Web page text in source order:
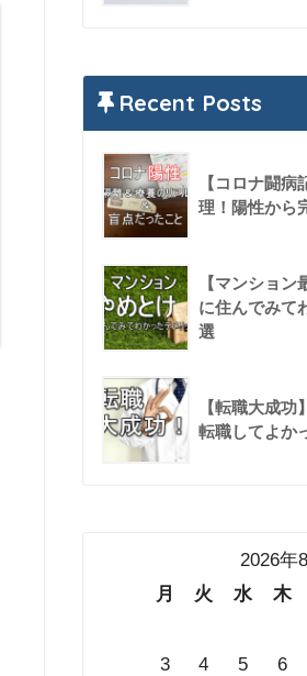
Recent Posts
【コロナ闘
理！陽性から
【マンショ
に住んでみて
選
【転職大成功
転職してよか
2026年
月
火 水 木
3
4 5 6